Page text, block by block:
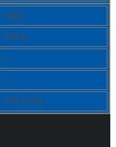
Stück
Stück
1
1
359 Stück